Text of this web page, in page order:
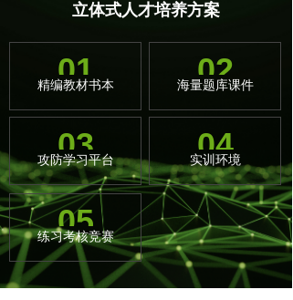
立体式人才培养方案
01
精编教材书本 02
海量题库课件
03
攻防学习平台 04
实训环境
05
练习考核竞赛